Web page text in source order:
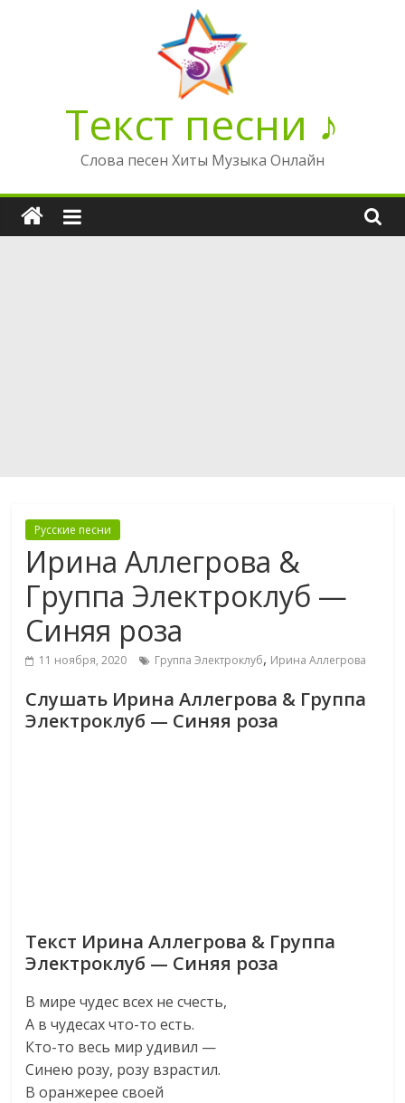
Текст песни ♪
Слова песен Хиты Музыка Онлайн
Русские песни
Ирина Аллегрова &
Группа Электроклуб —
Синяя роза
11 ноября, 2020 Группа Электроклуб, Ирина Аллегрова
Слушать Ирина Аллегрова & Группа
Электроклуб — Синяя роза
Текст Ирина Аллегрова & Группа
Электроклуб — Синяя роза
В мире чудес всех не счесть,
А в чудесах что-то есть.
Кто-то весь мир удивил —
Синею розу, розу взрастил.
В оранжерее своей